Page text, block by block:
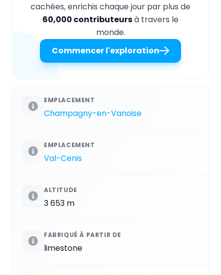
cachées, enrichis chaque jour par plus de
60,000 contributeursà travers le
monde.
Commencer l'exploration
EMPLACEMENT
Champagny-en-Vanoise
EMPLACEMENT
Val-Cenis
ALTITUDE
3 653 m
FABRIQUÉ À PARTIR DE
limestone